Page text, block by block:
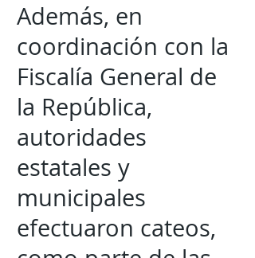
Además, en
coordinación con la
Fiscalía General de
la República,
autoridades
estatales y
municipales
efectuaron cateos,